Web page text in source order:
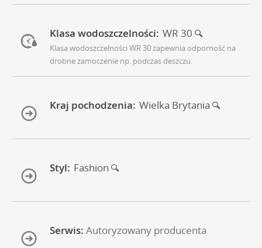
Klasa wodoszczelności: WR 30
Klasa wodoszczelności WR 30 zapewnia odporność na
drobne zamoczenie np. podczas deszczu.
Kraj pochodzenia: Wielka Brytania
Styl: Fashion
Serwis: Autoryzowany producenta